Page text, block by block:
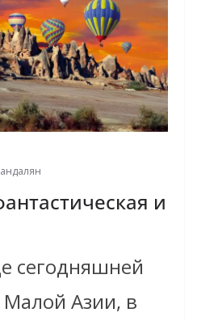
и
сегодняшней
Азии, в